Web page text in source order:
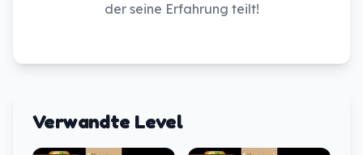
der seine Erfahrung teilt!
Verwandte Level